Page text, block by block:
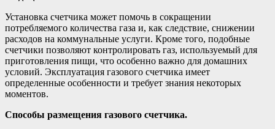
Установка счетчика может помочь в сокращении
потребляемого количества газа и, как следствие, снижении
расходов на коммунальные услуги. Кроме того, подобные
счетчики позволяют контролировать газ, используемый для
приготовления пищи, что особенно важно для домашних
условий. Эксплуатация газового счетчика имеет
определенные особенности и требует знания некоторых
моментов.
Способы размещения газового счетчика.